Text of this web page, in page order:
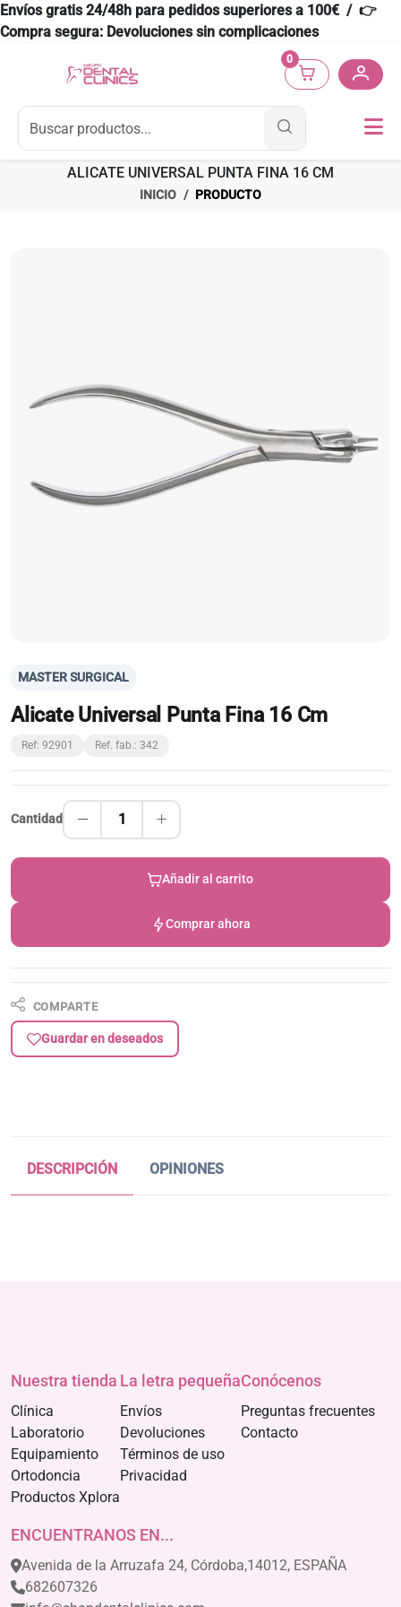
Envíos gratis 24/48h para pedidos superiores a 100€ / 👉
Compra segura: Devoluciones sin complicaciones
0
ALICATE UNIVERSAL PUNTA FINA 16 CM
INICIO PRODUCTO
MASTER SURGICAL
Alicate Universal Punta Fina 16 Cm
Ref: 92901 Ref. fab.: 342
Cantidad 1
Añadir al carrito
Comprar ahora
COMPARTE
Guardar en deseados
DESCRIPCIÓN OPINIONES
Nuestra tienda
Clínica
Laboratorio
Equipamiento
Ortodoncia
Productos Xplora
La letra pequeña
Envíos
Devoluciones
Términos de uso
Privacidad
Conócenos
Preguntas frecuentes
Contacto
ENCUENTRANOS EN...
Avenida de la Arruzafa 24, Córdoba,14012, ESPAÑA
682607326